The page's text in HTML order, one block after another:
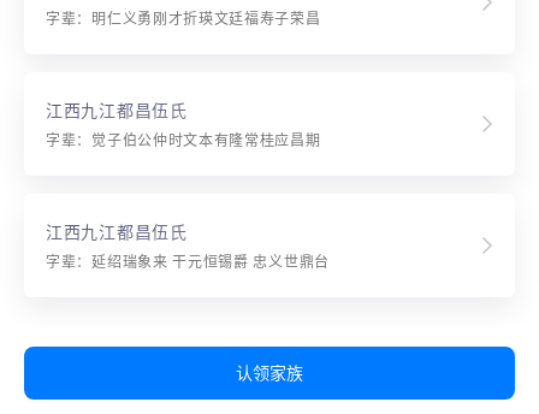
字辈：明仁义勇刚才折瑛文廷福寿子荣昌
江西九江都昌伍氏
字辈：觉子伯公仲时文本有隆常桂应昌期
江西九江都昌伍氏
字辈：延绍瑞象来 干元恒锡爵 忠义世鼎台
认领家族